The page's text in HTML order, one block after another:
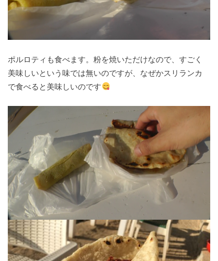
ポルロティも食べます。粉を焼いただけなので、すごく
美味しいという味では無いのですが、なぜかスリランカ
で食べると美味しいのです